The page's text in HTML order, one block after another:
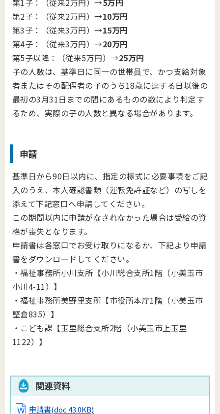
第2子：（従来2万円）→10万円
第3子：（従来3万円）→15万円
第4子：（従来3万円）→20万円
第5子以降：（従来5万円）→25万円
子の人数は、基準日に同一の世帯員で、かつ支給対象
者またはその配偶者の子のうち18歳に達する日以後の
最初の3月31日までの間にあるものの数により判定す
るため、実際の子の人数と異なる場合があります。
申請
基準日から90日以内に、指定の様式に必要事項をご記
入のうえ、本人確認書類（運転免許証など）の写しを
添えて下記窓口へ申請してください。
この期間以内に申請がなされなかった場合は受給の資
格が喪失となります。
申請書は各窓口でお受け取りになるか、下記より申請
書をダウンロードしてください。
・福祉事務所小川支所【小川総合支所1階（小美玉市
小川4-11）】
・福祉事務所美野里支所【市役所本庁1階（小美玉市
堅倉835）】
・こども課【玉里総合支所2階（小美玉市上玉里
1122）】
関連資料
申請書(doc 43.0KB)